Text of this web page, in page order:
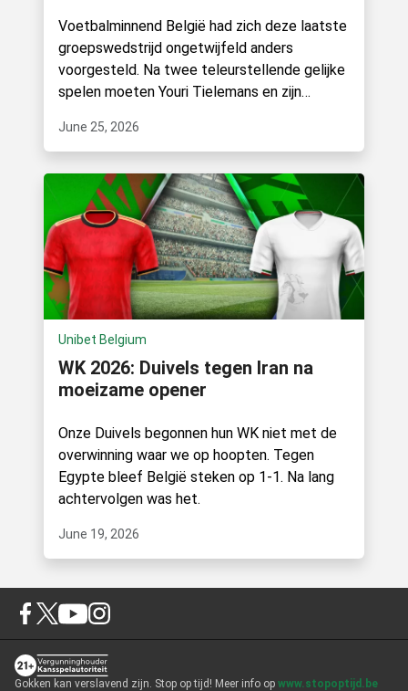
Voetbalminnend België had zich deze laatste
groepswedstrijd ongetwijfeld anders
voorgesteld. Na twee teleurstellende gelijke
spelen moeten Youri Tielemans en zijn
June 25, 2026
Unibet Belgium
WK 2026: Duivels tegen Iran na
moeizame opener
Onze Duivels begonnen hun WK niet met de
overwinning waar we op hoopten. Tegen
Egypte bleef België steken op 1-1. Na lang
achtervolgen was het.
June 19, 2026
Gokken kan verslavend zijn. Stop op tijd! Meer info op www.stopoptijd.be